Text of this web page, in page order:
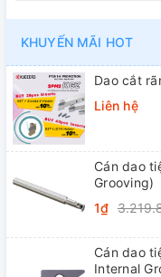
KHUYẾN MÃI HOT
Dao cắt
Liên hệ
Cán dao
Grooving)
1₫
Cán dao
Internal